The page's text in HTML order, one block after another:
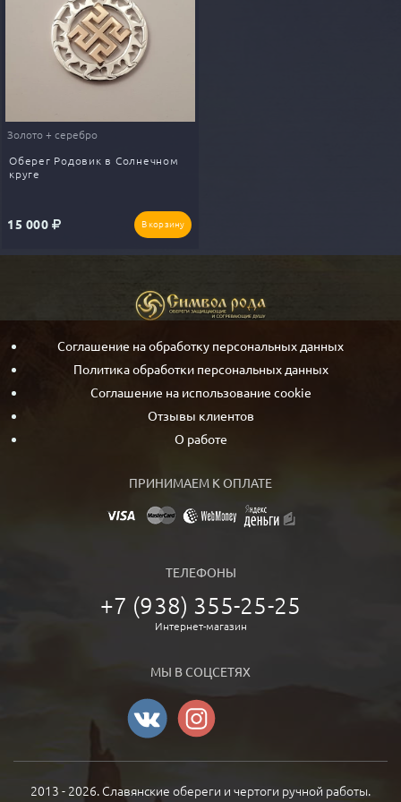
Золото + серебро
Оберег Родовик в Солнечном
круге
15 000 В корзину
Соглашение на обработку персональных данных
Политика обработки персональных данных
Соглашение на использование cookie
Отзывы клиентов
О работе
ПРИНИМАЕМ К ОПЛАТЕ
ТЕЛЕФОНЫ
+7 (938) 355-25-25
Интернет-магазин
МЫ В СОЦСЕТЯХ
2013 - 2026. Славянские обереги и чертоги ручной работы.